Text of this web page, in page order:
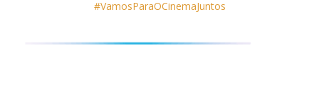
#VamosParaOCinemaJuntos